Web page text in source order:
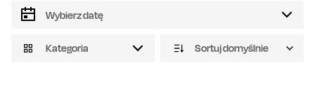
Kategoria Sortuj domyślnie